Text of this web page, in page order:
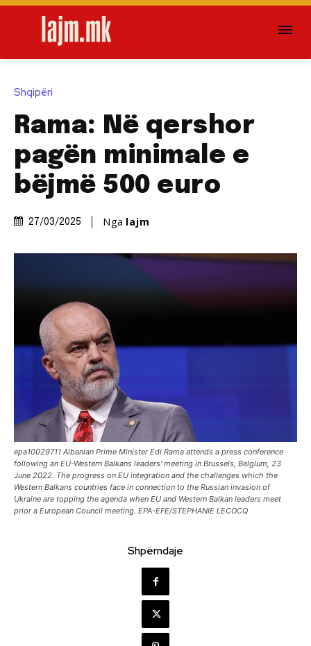
Shqipëri
Rama: Në qershor
pagën minimale e
bëjmë 500 euro
27/03/2025 Nga lajm
epa10029711 Albanian Prime Minister Edi Rama attends a press conference
following an EU-Western Balkans leaders' meeting in Brussels, Belgium, 23
June 2022. The progress on EU integration and the challenges which the
Western Balkans countries face in connection to the Russian invasion of
Ukraine are topping the agenda when EU and Western Balkan leaders meet
prior a European Council meeting. EPA-EFE/STEPHANIE LECOCQ
Shpërndaje